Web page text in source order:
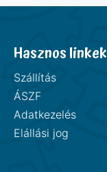
Hasznos linkek
Szállítás
ÁSZF
Adatkezelés
Elállási jog